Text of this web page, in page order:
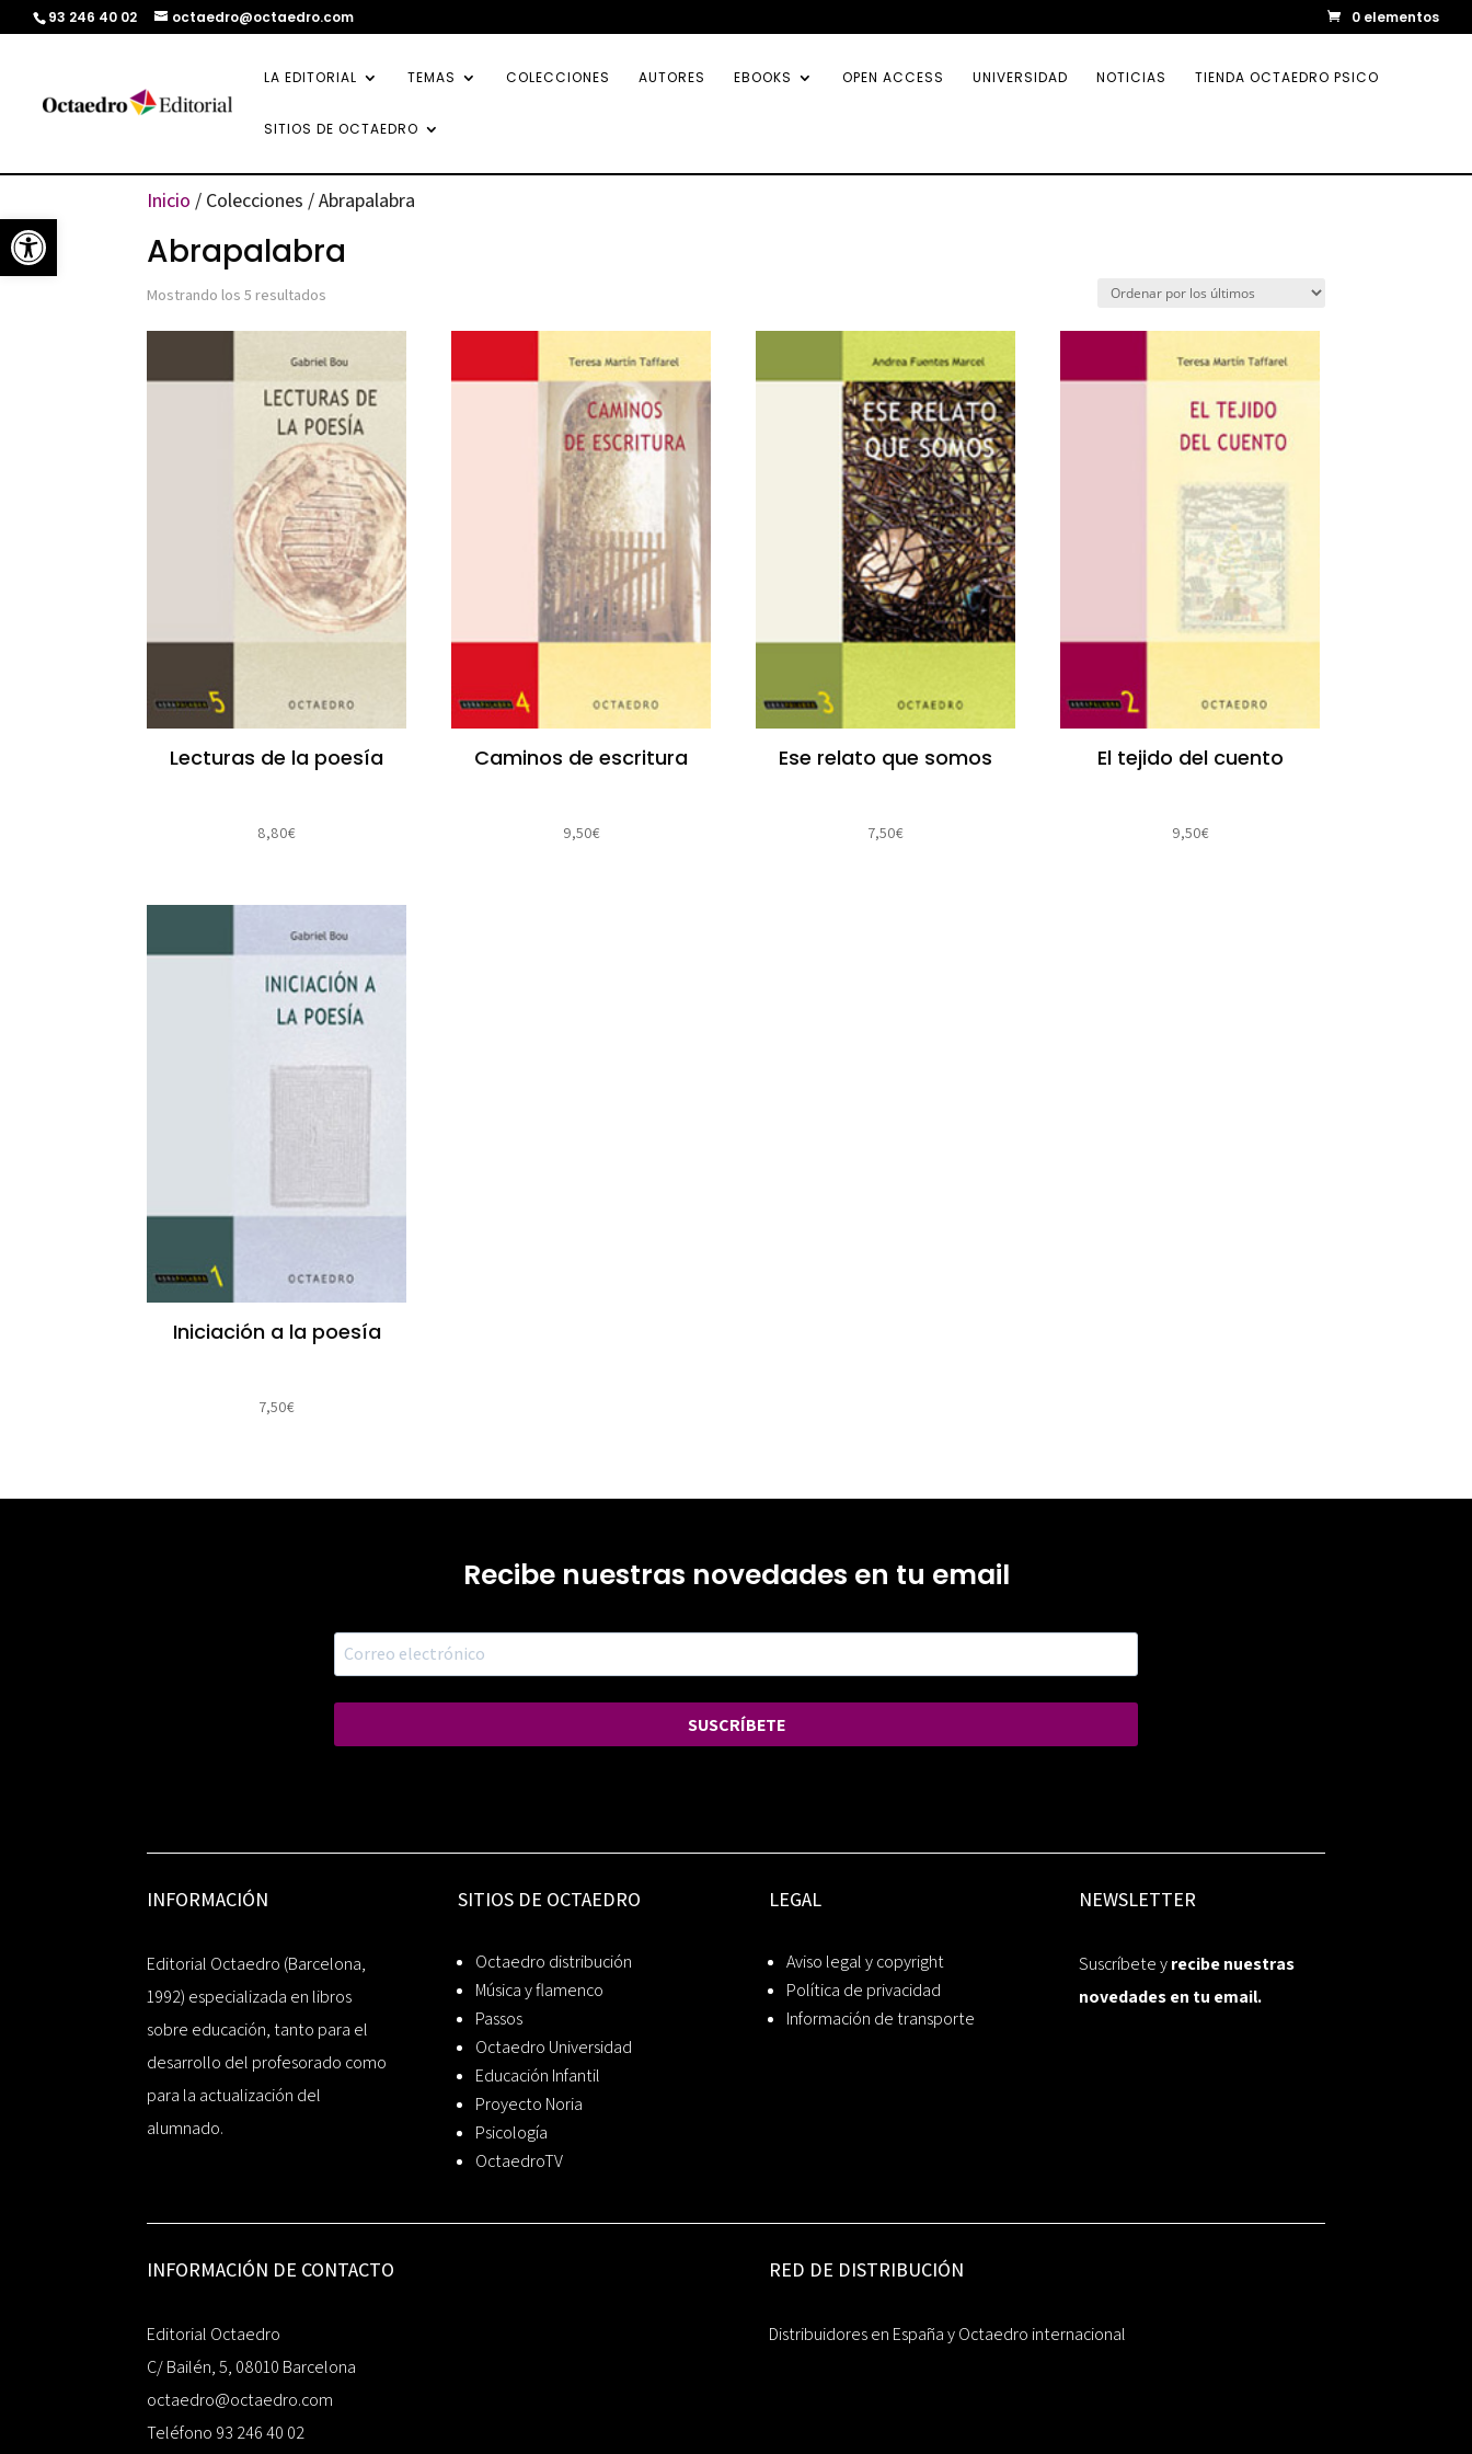
Abrir barra de herramientas
93 246 40 02 octaedro@octaedro.com 0 elementos
LA EDITORIAL TEMAS COLECCIONES AUTORES EBOOKS OPEN ACCESS UNIVERSIDAD NOTICIAS TIENDA OCTAEDRO PSICO
SITIOS DE OCTAEDRO
Inicio / Colecciones / Abrapalabra
Abrapalabra
Mostrando los 5 resultados
por
los
últimos
Lecturas de la poesía
8,80€
Caminos de escritura
9,50€
Ese relato que somos
7,50€
El tejido del cuento
9,50€
Iniciación a la poesía
7,50€
Recibe nuestras novedades en tu email
SUSCRÍBETE
INFORMACIÓN
Editorial Octaedro (Barcelona,
1992) especializada en libros
sobre educación, tanto para el
desarrollo del profesorado como
para la actualización del
alumnado.
SITIOS DE OCTAEDRO
Octaedro distribución
Música y flamenco
Passos
Octaedro Universidad
Educación Infantil
Proyecto Noria
Psicología
OctaedroTV
LEGAL
Aviso legal y copyright
Política de privacidad
Información de transporte
NEWSLETTER
Suscríbete yrecibe nuestras
novedades en tu email.
INFORMACIÓN DE CONTACTO
Editorial Octaedro
C/ Bailén, 5, 08010 Barcelona
octaedro@octaedro.com
Teléfono 93 246 40 02
RED DE DISTRIBUCIÓN
Distribuidores en España y Octaedro internacional